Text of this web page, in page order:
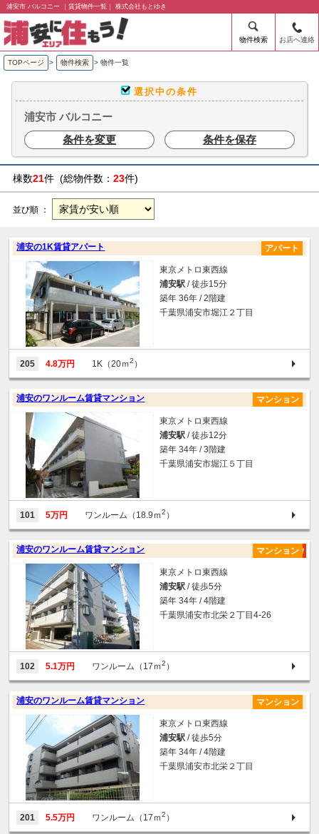
浦安市 バルコニー ｜賃貸物件一覧｜ 株式会社もとゆき
物件検索 お店へ連絡
TOPページ > 物件検索 > 物件一覧
選択中の条件
浦安市 バルコニー
条件を変更
条件を保存
棟数21件 (総物件数： 23件)
並び順 ：
浦安の1K賃貸アパート アパート
東京メトロ東西線
浦安駅 / 徒歩15分
築年 36年 / 2階建
千葉県浦安市堀江２丁目
205 4.8万円 1K（20ｍ2 ）
浦安のワンルーム賃貸マンション マンション
東京メトロ東西線
浦安駅 / 徒歩12分
築年 34年 / 3階建
千葉県浦安市堀江５丁目
101 5万円 ワンルーム（18.9ｍ2 ）
浦安のワンルーム賃貸マンション マンション
東京メトロ東西線
浦安駅 / 徒歩5分
築年 34年 / 4階建
千葉県浦安市北栄２丁目4-26
102 5.1万円 ワンルーム（17ｍ2 ）
浦安のワンルーム賃貸マンション マンション
東京メトロ東西線
浦安駅 / 徒歩5分
築年 34年 / 4階建
千葉県浦安市北栄２丁目
201 5.5万円 ワンルーム（17ｍ2 ）